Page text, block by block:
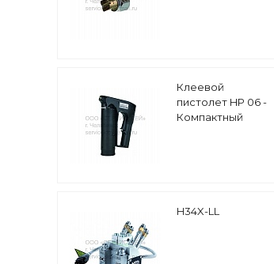
Клеевой
пистолет HP 06 -
Компактный
H34X-LL